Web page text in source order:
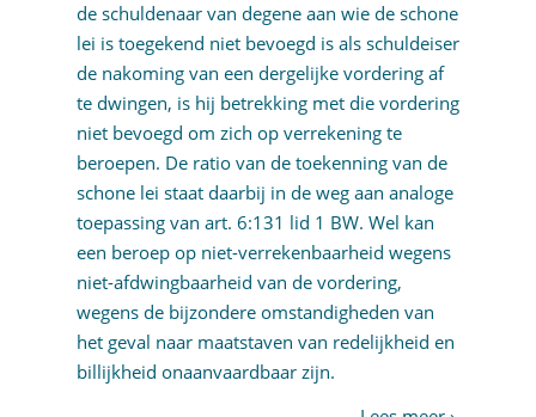
de schuldenaar van degene aan wie de schone
lei is toegekend niet bevoegd is als schuldeiser
de nakoming van een dergelijke vordering af
te dwingen, is hij betrekking met die vordering
niet bevoegd om zich op verrekening te
beroepen. De ratio van de toekenning van de
schone lei staat daarbij in de weg aan analoge
toepassing van art. 6:131 lid 1 BW. Wel kan
een beroep op niet-verrekenbaarheid wegens
niet-afdwingbaarheid van de vordering,
wegens de bijzondere omstandigheden van
het geval naar maatstaven van redelijkheid en
billijkheid onaanvaardbaar zijn.